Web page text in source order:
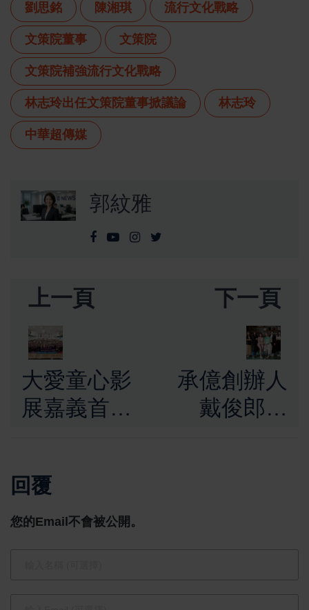
劉思銘 陳湘琪 流行文化戰略
文策院董事 文策院
文策院補強流行文化戰略
林志玲出任文策院董事掀議論 林志玲
中華超傳媒
郭紋雅
上一頁
大愛童心影
展嘉義首映
同濟會攜崇
文國小以
下一頁
承億創辦人
戴俊郎猝
回覆
您的Email不會被公開。